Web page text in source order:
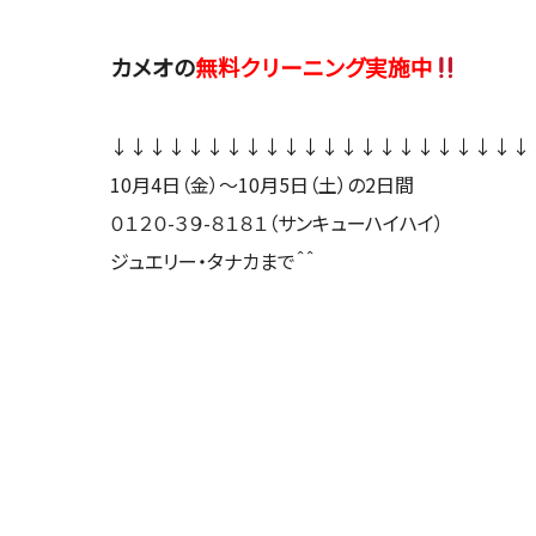
カメオの無料クリーニング実施中
10月4日（金）〜10月5日（土）の2日間
０１２０-３９-８１８１ （サンキューハイハイ）
ジュエリー・タナカまで＾＾